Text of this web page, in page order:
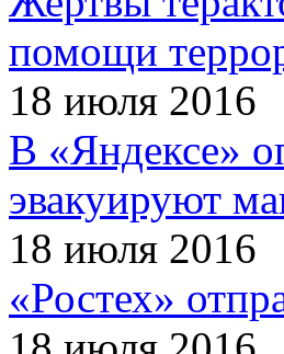
помощи
18 июля 2016
В «Яндексе»
эвакуируют
18 июля 2016
«Ростех»